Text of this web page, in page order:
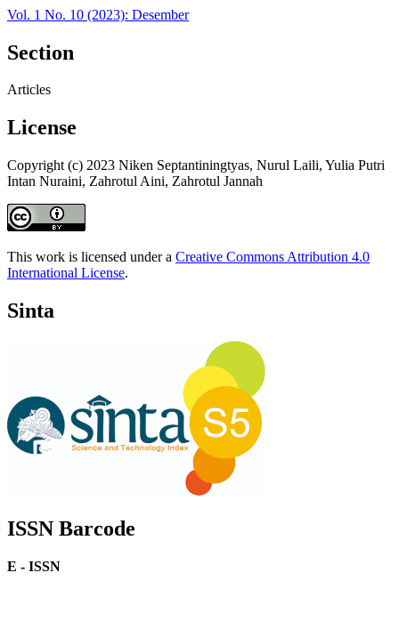
Vol. 1 No. 10 (2023): Desember
Section
Articles
License
Copyright (c) 2023 Niken Septantiningtyas, Nurul Laili, Yulia Putri
Intan Nuraini, Zahrotul Aini, Zahrotul Jannah
This work is licensed under a Creative Commons Attribution 4.0
International License.
Sinta
ISSN Barcode
E - ISSN